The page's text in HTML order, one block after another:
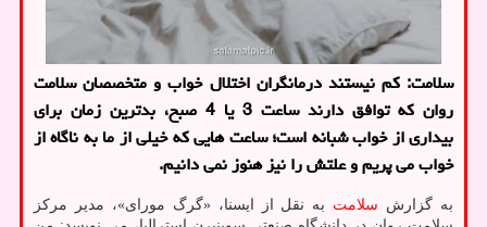
سلامت: کم نیستند درمانگران اختلال خواب و متخصصان سلامت
روان که توافق دارند ساعت 3 یا 4 صبح، بدترین زمان برای
بیداری از خواب شبانه است؛ ساعت هایی که خیلی از ما به ناگاه از
خواب می پریم و علتش را نیز هنوز نمی دانیم.
به گزارش سلامت به نقل از ایسنا، «گرگ مورای»، مدیر مرکز